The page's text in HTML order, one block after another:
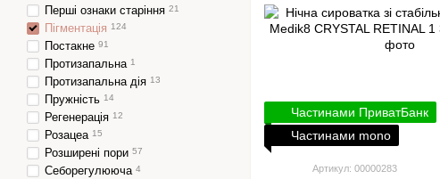
Частинами ПриватБанк
Частинами mono
Артикул: 00000283
Перші ознаки старіння 21
Пігментація 124
Постакне 91
Протизапальна 1
Протизапальна дія 13
Пружність 14
Регенерація 12
Розацеа 15
Розширені пори 57
Себорегулююча 4